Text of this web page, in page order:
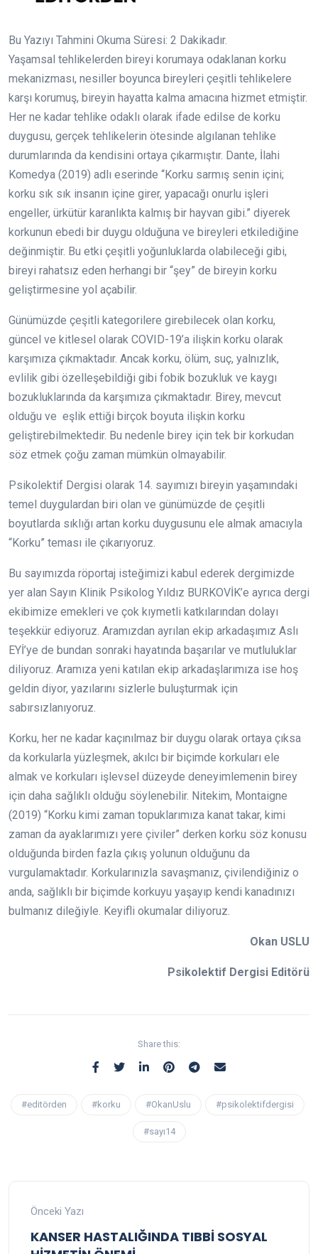
Bu Yazıyı Tahmini Okuma Süresi: 2 Dakikadır.
Yaşamsal tehlikelerden bireyi korumaya odaklanan korku
mekanizması, nesiller boyunca bireyleri çeşitli tehlikelere
karşı korumuş, bireyin hayatta kalma amacına hizmet etmiştir.
Her ne kadar tehlike odaklı olarak ifade edilse de korku
duygusu, gerçek tehlikelerin ötesinde algılanan tehlike
durumlarında da kendisini ortaya çıkarmıştır. Dante, İlahi
Komedya (2019) adlı eserinde “Korku sarmış senin içini;
korku sık sık insanın içine girer, yapacağı onurlu işleri
engeller, ürkütür karanlıkta kalmış bir hayvan gibi.” diyerek
korkunun ebedi bir duygu olduğuna ve bireyleri etkilediğine
değinmiştir. Bu etki çeşitli yoğunluklarda olabileceği gibi,
bireyi rahatsız eden herhangi bir “şey” de bireyin korku
geliştirmesine yol açabilir.
Günümüzde çeşitli kategorilere girebilecek olan korku,
güncel ve kitlesel olarak COVID-19’a ilişkin korku olarak
karşımıza çıkmaktadır. Ancak korku, ölüm, suç, yalnızlık,
evlilik gibi özelleşebildiği gibi fobik bozukluk ve kaygı
bozukluklarında da karşımıza çıkmaktadır. Birey, mevcut
olduğu ve eşlik ettiği birçok boyuta ilişkin korku
geliştirebilmektedir. Bu nedenle birey için tek bir korkudan
söz etmek çoğu zaman mümkün olmayabilir.
Psikolektif Dergisi olarak 14. sayımızı bireyin yaşamındaki
temel duygulardan biri olan ve günümüzde de çeşitli
boyutlarda sıklığı artan korku duygusunu ele almak amacıyla
“Korku” teması ile çıkarıyoruz.
Bu sayımızda röportaj isteğimizi kabul ederek dergimizde
yer alan Sayın Klinik Psikolog Yıldız BURKOVİK’e ayrıca dergi
ekibimize emekleri ve çok kıymetli katkılarından dolayı
teşekkür ediyoruz. Aramızdan ayrılan ekip arkadaşımız Aslı
EYİ’ye de bundan sonraki hayatında başarılar ve mutluluklar
diliyoruz. Aramıza yeni katılan ekip arkadaşlarımıza ise hoş
geldin diyor, yazılarını sizlerle buluşturmak için
sabırsızlanıyoruz.
Korku, her ne kadar kaçınılmaz bir duygu olarak ortaya çıksa
da korkularla yüzleşmek, akılcı bir biçimde korkuları ele
almak ve korkuları işlevsel düzeyde deneyimlemenin birey
için daha sağlıklı olduğu söylenebilir. Nitekim, Montaigne
(2019) “Korku kimi zaman topuklarımıza kanat takar, kimi
zaman da ayaklarımızı yere çiviler” derken korku söz konusu
olduğunda birden fazla çıkış yolunun olduğunu da
vurgulamaktadır. Korkularınızla savaşmanız, çivilendiğiniz o
anda, sağlıklı bir biçimde korkuyu yaşayıp kendi kanadınızı
bulmanız dileğiyle. Keyifli okumalar diliyoruz.
Okan USLU
Psikolektif Dergisi Editörü
Share this:
#editörden #korku #OkanUslu #psikolektifdergisi
#sayı14
Önceki Yazı
KANSER HASTALIĞINDA TIBBİ SOSYAL